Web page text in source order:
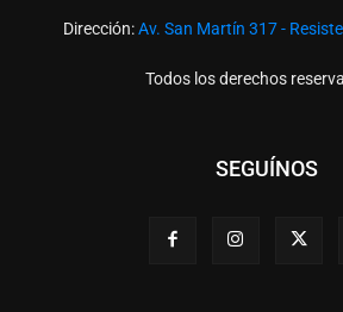
Dirección:Av. San Martín 317 -
Todos los derechos
SEGUÍNOS